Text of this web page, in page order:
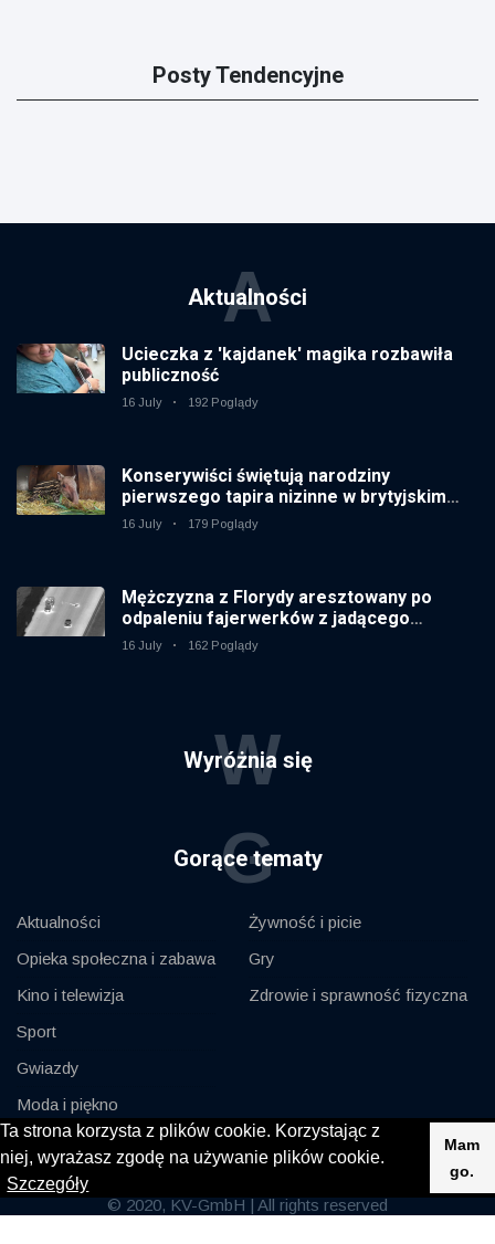
Ta strona korzysta z plików cookie. Korzystając z
niej, wyrażasz zgodę na używanie plików cookie.
Szczegóły
Mam
go.
Posty Tendencyjne
Aktualności
A
Ucieczka z 'kajdanek' magika rozbawiła
publiczność
16 July 192 Poglądy
Konserywiści świętują narodziny
pierwszego tapira nizinne w brytyjskim
zoo od 14 lat
16 July 179 Poglądy
Mężczyzna z Florydy aresztowany po
odpaleniu fajerwerków z jadącego
samochodu
16 July 162 Poglądy
Wyróżnia się
W
Gorące tematy
G
Aktualności
Opieka społeczna i zabawa
Kino i telewizja
Sport
Gwiazdy
Moda i piękno
Samochody i silnik
Żywność i picie
Gry
Zdrowie i sprawność fizyczna
© 2020, KV-GmbH | All rights reserved